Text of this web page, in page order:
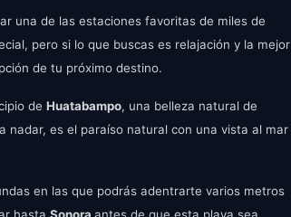
una de las estaciones favoritas de miles de
pero si lo que buscas es relajación y la mejor
de tu próximo destino.
de Huatabampo, una belleza natural de
nadar, es el paraíso natural con una vista al mar
en las que podrás adentrarte varios metros